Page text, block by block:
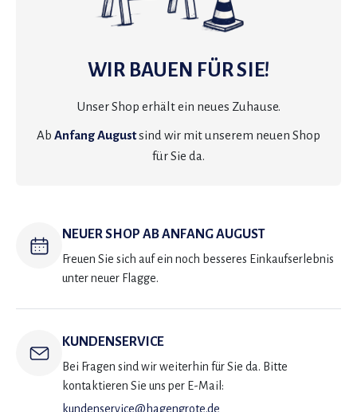
WIR BAUEN FÜR SIE!
Unser Shop erhält ein neues Zuhause.
Ab Anfang Augustsind wir mit unserem neuen Shop
für Sie da.
NEUER SHOP AB ANFANG AUGUST
Freuen Sie sich auf ein noch besseres Einkaufserlebnis
unter neuer Flagge.
KUNDENSERVICE
Bei Fragen sind wir weiterhin für Sie da. Bitte
kontaktieren Sie uns per E-Mail:
kundenservice@hagengrote.de